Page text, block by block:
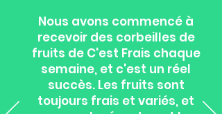
Nous avons commencé à
recevoir des corbeilles de
fruits de C'est Frais chaque
semaine, et c'est un réel
succès. Les fruits sont
toujours frais et variés, et